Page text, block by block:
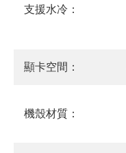
支援水冷：
顯卡空間：
機殼材質：